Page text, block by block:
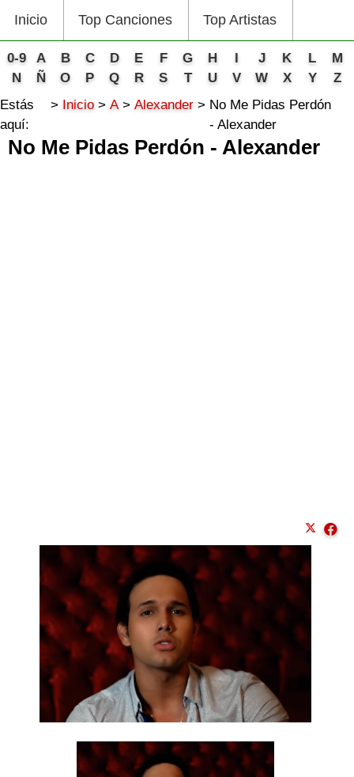
Inicio Top Canciones Top Artistas
0-9 A B C D E F G H I J K L
M
N
Ñ O P Q R S T U V W X Y
Z
Estás
aquí:
Inicio A Alexander
No Me Pidas Perdón
- Alexander
No Me Pidas Perdón - Alexander